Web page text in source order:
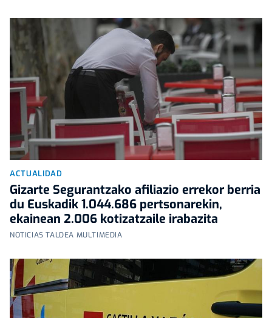
ACTUALIDAD
Gizarte Segurantzako afiliazio errekor berria
du Euskadik 1.044.686 pertsonarekin,
ekainean 2.006 kotizatzaile irabazita
NOTICIAS TALDEA MULTIMEDIA